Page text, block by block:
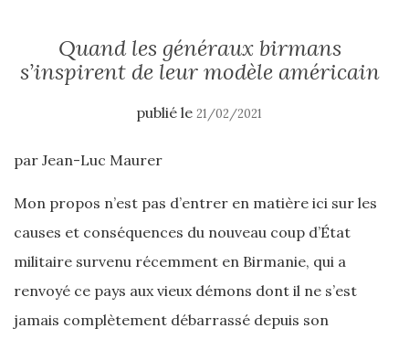
Quand les généraux birmans
s’inspirent de leur modèle américain
publié le 21/02/2021
par Jean-Luc Maurer
Mon propos n’est pas d’entrer en matière ici sur les
causes et conséquences du nouveau coup d’État
militaire survenu récemment en Birmanie, qui a
renvoyé ce pays aux vieux démons dont il ne s’est
jamais complètement débarrassé depuis son